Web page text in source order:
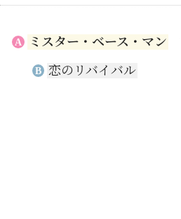
A ミスター・ベース・マン
B 恋のリバイバル